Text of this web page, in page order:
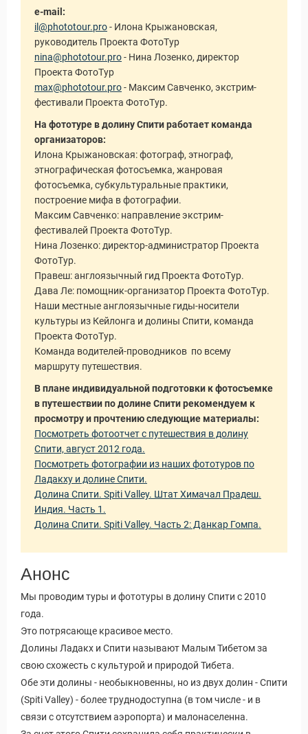
e-mail:
il@phototour.pro- Илона Крыжановская,
руководитель Проекта ФотоТур
nina@phototour.pro- Нина Лозенко, директор
Проекта ФотоТур
max@phototour.pro- Максим Савченко, экстрим-
фестивали Проекта ФотоТур.
На фототуре в долину Спити работает команда
организаторов:
Илона Крыжановская: фотограф, этнограф,
этнографическая фотосъемка, жанровая
фотосъемка, субкультуральные практики,
построение мифа в фотографии.
Максим Савченко: направление экстрим-
фестивалей Проекта ФотоТур.
Нина Лозенко: директор-администратор Проекта
ФотоТур.
Правеш: англоязычный гид Проекта ФотоТур.
Дава Ле: помощник-организатор Проекта ФотоТур.
Наши местные англоязычные гиды-носители
культуры из Кейлонга и долины Спити, команда
Проекта ФотоТур.
Команда водителей-проводников по всему
маршруту путешествия.
В плане индивидуальной подготовки к фотосъемке
в путешествии по долине Спити рекомендуем к
просмотру и прочтению следующие материалы:
Посмотреть фотоотчет с путешествия в долину
Спити, август 2012 года.
Посмотреть фотографии из наших фототуров по
Ладакху и долине Спити.
Долина Спити. Spiti Valley. Штат Химачал Прадеш.
Индия. Часть 1.
Долина Спити. Spiti Valley. Часть 2: Данкар Гомпа.
Анонс
Мы проводим туры и фототуры в долину Спити с 2010
года.
Это потрясающе красивое место.
Долины Ладакх и Спити называют Малым Тибетом за
свою схожесть с культурой и природой Тибета.
Обе эти долины - необыкновенны, но из двух долин - Спити
(Spiti Valley) - более труднодоступна (в том числе - и в
связи с отсутствием аэропорта) и малонаселенна.